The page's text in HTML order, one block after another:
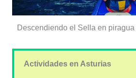
Descendiendo el Sella en piragua
Actividades en Asturias